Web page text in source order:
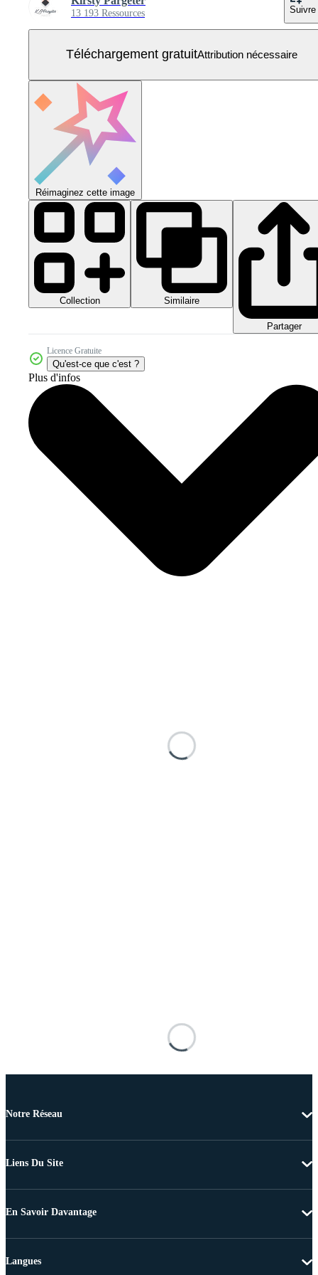
13 193 Ressources Suivre
Téléchargement gratuitAttribution nécessaire
Réimaginez cette image
Collection Similaire
Partager
Licence Gratuite
Qu'est-ce que c'est ?
Plus d'infos
Notre Réseau
Liens Du Site
En Savoir Davantage
Langues